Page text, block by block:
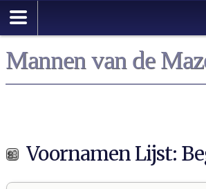
Mannen van de
Voornamen Lijst: